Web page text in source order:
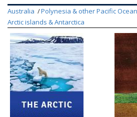
Australia
Polynesia & other Pacific
Arctic islands & Antarctica